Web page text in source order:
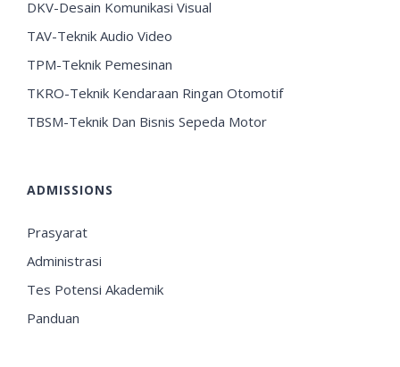
DKV-Desain Komunikasi Visual
TAV-Teknik Audio Video
TPM-Teknik Pemesinan
TKRO-Teknik Kendaraan Ringan Otomotif
TBSM-Teknik Dan Bisnis Sepeda Motor
ADMISSIONS
Prasyarat
Administrasi
Tes Potensi Akademik
Panduan